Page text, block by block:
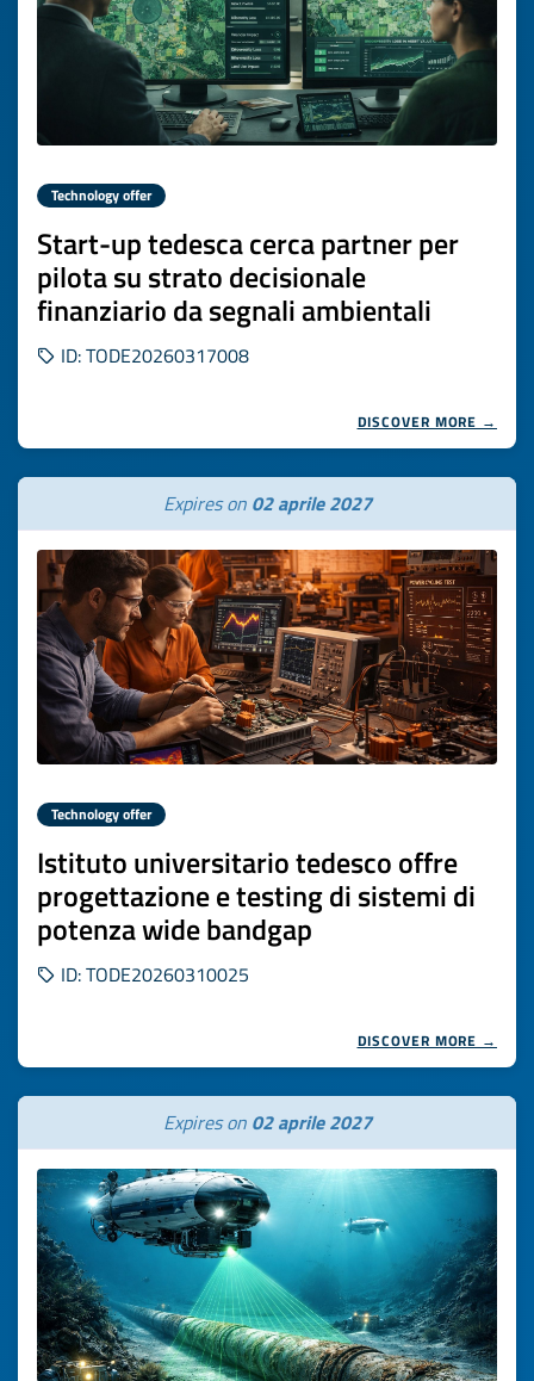
Technology offer
Start-up tedesca cerca partner per
pilota su strato decisionale
finanziario da segnali ambientali
ID: TODE20260317008
DISCOVER MORE →
Expires on 02 aprile 2027
Technology offer
Istituto universitario tedesco offre
progettazione e testing di sistemi di
potenza wide bandgap
ID: TODE20260310025
DISCOVER MORE →
Expires on 02 aprile 2027